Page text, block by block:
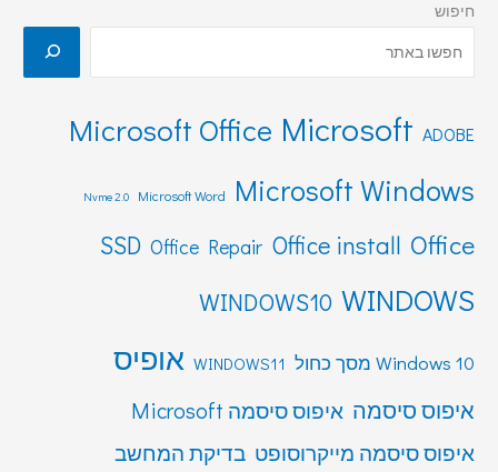
חיפוש
ADOBE
Microsoft
Microsoft Office
Microsoft Windows
Microsoft Word
Nvme 2.0
Office
Office install
Office Repair
SSD
WINDOWS
WINDOWS10
Windows 10 מסך כחול WINDOWS11 אופיס
איפוס סיסמה איפוס סיסמה Microsoft
איפוס סיסמה מייקרוסופט בדיקת המחשב